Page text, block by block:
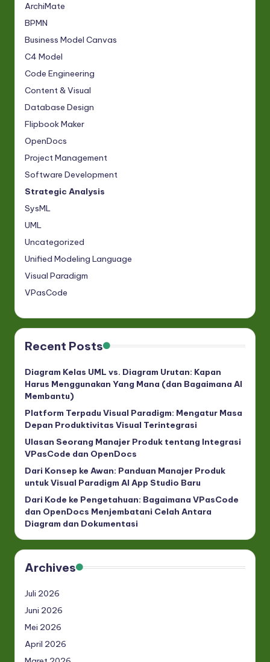
ArchiMate
BPMN
Business Model Canvas
C4 Model
Code Engineering
Content & Visual
Database Design
Flipbook Maker
OpenDocs
Project Management
Software Development
Strategic Analysis
SysML
UML
Uncategorized
Unified Modeling Language
Visual Paradigm
VPasCode
Recent Posts
Diagram Kelas UML vs. Diagram Urutan: Kapan
Harus Menggunakan Yang Mana (dan Bagaimana AI
Membantu)
Platform Terpadu Visual Paradigm: Mengatur Masa
Depan Produktivitas Visual Terintegrasi
Ulasan Seorang Manajer Produk tentang Integrasi
VPasCode dan OpenDocs
Dari Konsep ke Awan: Panduan Manajer Produk
untuk Visual Paradigm AI App Studio Baru
Dari Kode ke Pengetahuan: Bagaimana VPasCode
dan OpenDocs Menjembatani Celah Antara
Diagram dan Dokumentasi
Archives
Juli 2026
Juni 2026
Mei 2026
April 2026